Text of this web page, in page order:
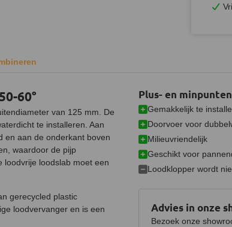
60°
van 125 mm. De
te installeren. Aan
en aan de onderkant boven
waardoor de pijp
loodvrije loodslab moet een
gerecycled plastic
loodvervanger en is een
Plus- en minpunten
Gemakkelijk te
Doorvoer voor
Milieuvriendelijk
Geschikt voor
Loodklopper wordt
Advies in onze
Bezoek onze